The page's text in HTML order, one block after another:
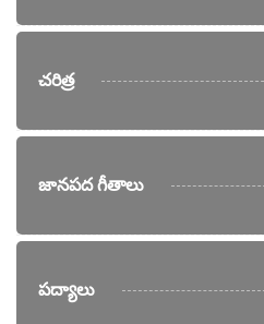
చరిత్ర
జానపద గీతాలు
పద్యాలు